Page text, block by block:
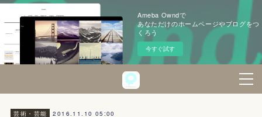
Ameba Owndで
あなただけのホームページやブログをつ
くろう
今すぐ試す
芸術・芸能 2016.11.10 05:00